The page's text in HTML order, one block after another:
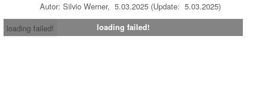
Autor: Silvio Werner, 5.03.2025 (Update: 5.03.2025)
loading failed!
loading failed!